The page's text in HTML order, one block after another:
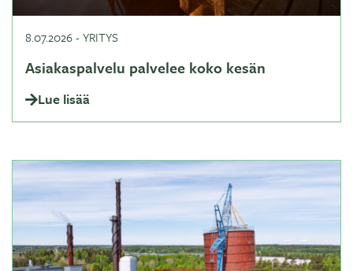
8.07.2026-YRITYS
Asiakaspalvelu palvelee koko kesän
Lue lisää